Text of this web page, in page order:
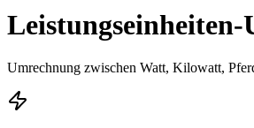
Leistungseinheiten-
Umrechnung zwischen Watt, Kilowatt,